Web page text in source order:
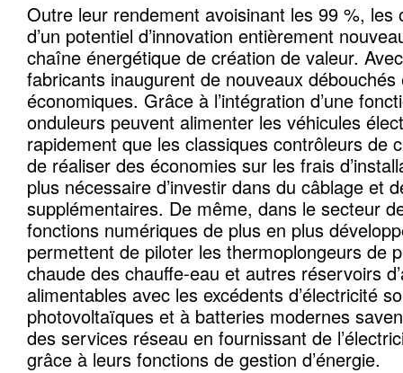
Outre leur rendement avoisinant les 99 %, les
d’un potentiel d’innovation entièrement
chaîne énergétique de création de valeur.
fabricants inaugurent de nouveaux débouchés
économiques. Grâce à l’intégration d’une
onduleurs peuvent alimenter les véhicules
rapidement que les classiques contrôleurs de
de réaliser des économies sur les frais
plus nécessaire d’investir dans du câblage et
supplémentaires. De même, dans le secteur
fonctions numériques de plus en plus
permettent de piloter les thermoplongeurs de
chaude des chauffe-eau et autres réservoirs
alimentables avec les excédents d’électricité
photovoltaïques et à batteries modernes
des services réseau en fournissant de
grâce à leurs fonctions de gestion d’énergie.